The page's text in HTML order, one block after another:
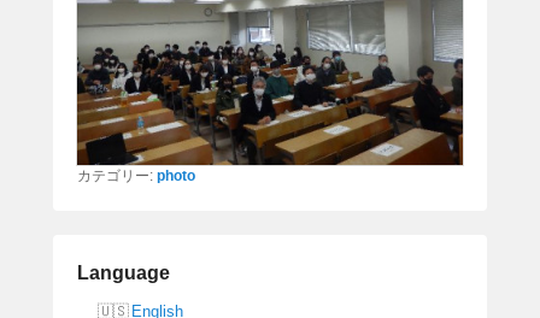
カテゴリー: photo
Language
English